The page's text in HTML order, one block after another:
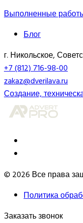
Выполненные
Блог
г. Никольское,
+7 (812) 716-98-00
zakaz@dverilava.ru
Создание,
© 2026 Все права
Политика
Заказать звонок